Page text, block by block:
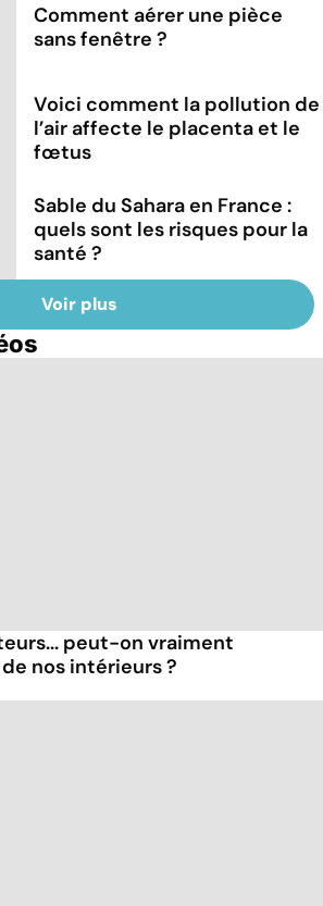
Comment aérer une pièce
sans fenêtre ?
Voici comment la pollution de
l’air affecte le placenta et le
fœtus
Sable du Sahara en France :
quels sont les risques pour la
santé ?
Voir plus
peut-on vraiment
nos intérieurs ?